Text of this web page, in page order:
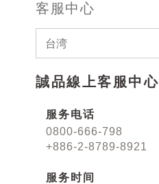
客服中心
台湾
誠品線上客服中心
服务电话
0800-666-798
+886-2-8789-8921
服务时间